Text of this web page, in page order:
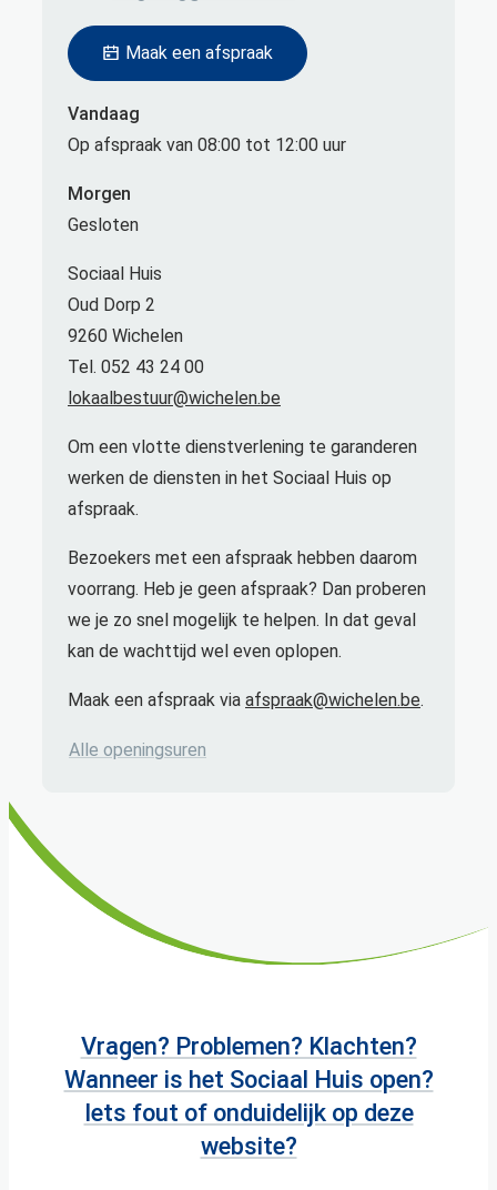
Maak een afspraak
Vandaag
Op afspraak van 08:00 tot 12:00 uur
Morgen
Gesloten
Sociaal Huis
Oud Dorp 2
9260 Wichelen
Tel. 052 43 24 00
lokaalbestuur@wichelen.be
Om een vlotte dienstverlening te garanderen
werken de diensten in het Sociaal Huis op
afspraak.
Bezoekers met een afspraak hebben daarom
voorrang. Heb je geen afspraak? Dan proberen
we je zo snel mogelijk te helpen. In dat geval
kan de wachttijd wel even oplopen.
Maak een afspraak via afspraak@wichelen.be.
Alle openingsuren
Vragen? Problemen? Klachten?
Wanneer is het Sociaal Huis open?
Iets fout of onduidelijk op deze
website?